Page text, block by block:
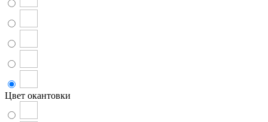
Цвет окантовки